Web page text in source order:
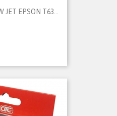
JET EPSON T63...